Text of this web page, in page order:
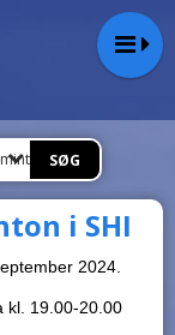
i SHI
2024.
kl. 19.00-20.00